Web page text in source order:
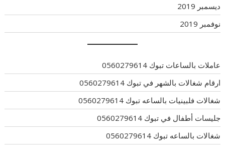
ديسمبر 2019
نوفمبر 2019
عاملات بالساعات تبوك 0560279614
ارقام شغالات بالشهر في تبوك 0560279614
شغالات فلبينيات بالساعه تبوك 0560279614
جليسات أطفال في تبوك 0560279614
شغالات بالساعه تبوك 0560279614